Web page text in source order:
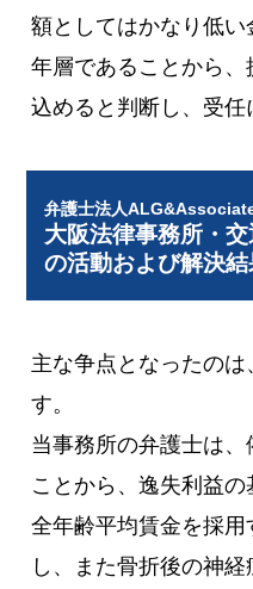
額としてはかなり低
年層であることから
込めると判断し、受任
弁護士法人
大阪法律事務所・
の活動および解決結
主な争点となったの
す。
当事務所の弁護士は
ことから、逸失利益
全年齢平均賃金を採
し、また骨折後の神